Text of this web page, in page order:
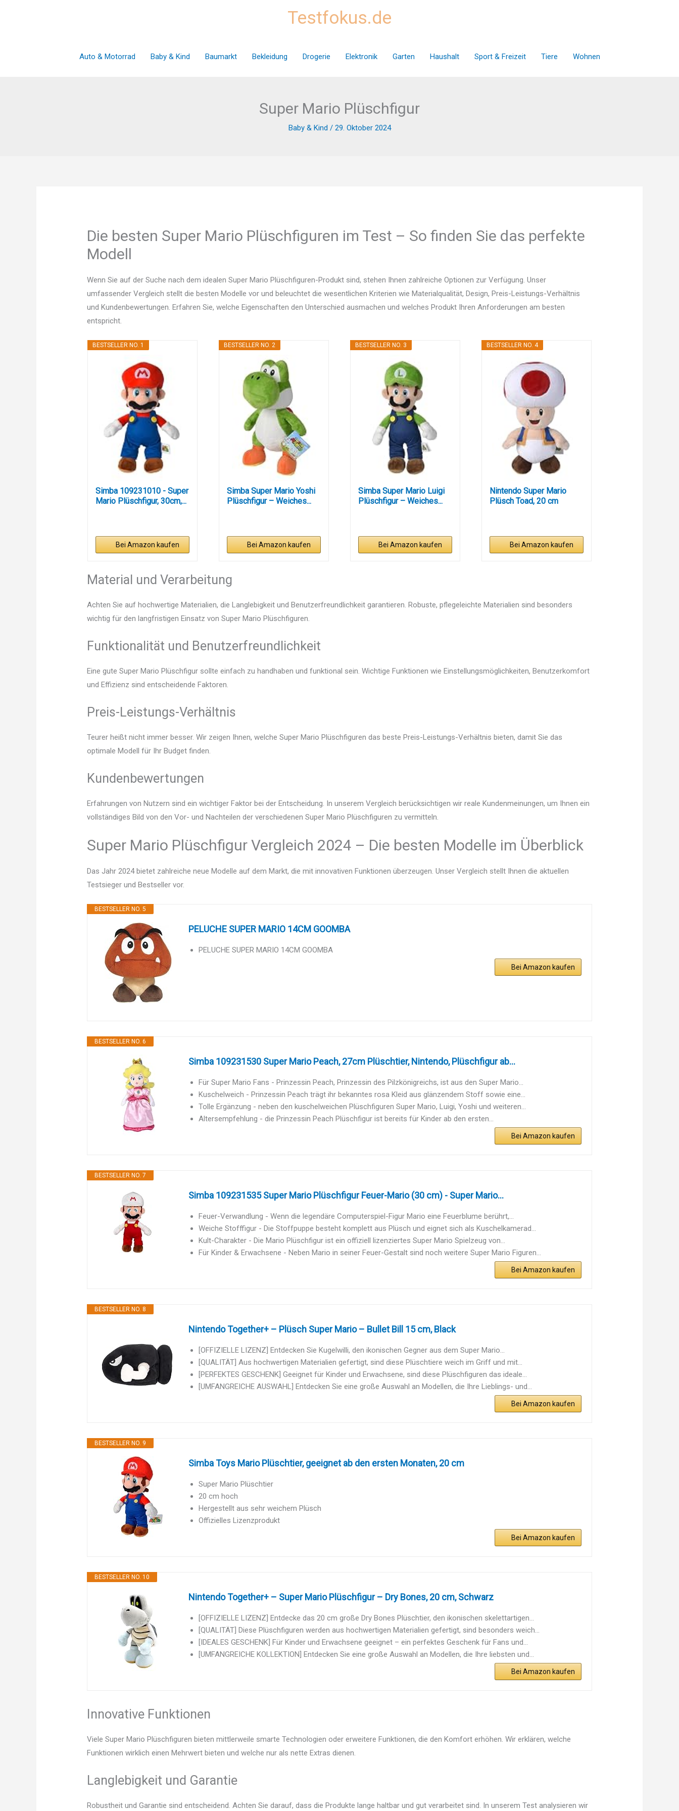
Testfokus.de
Auto & Motorrad Baby & Kind Baumarkt Bekleidung Drogerie Elektronik Garten Haushalt Sport & Freizeit Tiere Wohnen
Super Mario Plüschfigur
Baby & Kind / 29. Oktober 2024
Die besten Super Mario Plüschfiguren im Test – So finden Sie das perfekte
Modell
Wenn Sie auf der Suche nach dem idealen Super Mario Plüschfiguren-Produkt sind, stehen Ihnen zahlreiche Optionen zur Verfügung. Unser
umfassender Vergleich stellt die besten Modelle vor und beleuchtet die wesentlichen Kriterien wie Materialqualität, Design, Preis-Leistungs-Verhältnis
und Kundenbewertungen. Erfahren Sie, welche Eigenschaften den Unterschied ausmachen und welches Produkt Ihren Anforderungen am besten
entspricht.
BESTSELLER NO. 1
Simba 109231010 - Super
Mario Plüschfigur, 30cm,...
Bei Amazon kaufen
BESTSELLER NO. 2
Simba Super Mario Yoshi
Plüschfigur – Weiches...
Bei Amazon kaufen
BESTSELLER NO. 3
Simba Super Mario Luigi
Plüschfigur – Weiches...
Bei Amazon kaufen
BESTSELLER NO. 4
Nintendo Super Mario
Plüsch Toad, 20 cm
Bei Amazon kaufen
Material und Verarbeitung
Achten Sie auf hochwertige Materialien, die Langlebigkeit und Benutzerfreundlichkeit garantieren. Robuste, pflegeleichte Materialien sind besonders
wichtig für den langfristigen Einsatz von Super Mario Plüschfiguren.
Funktionalität und Benutzerfreundlichkeit
Eine gute Super Mario Plüschfigur sollte einfach zu handhaben und funktional sein. Wichtige Funktionen wie Einstellungsmöglichkeiten, Benutzerkomfort
und Effizienz sind entscheidende Faktoren.
Preis-Leistungs-Verhältnis
Teurer heißt nicht immer besser. Wir zeigen Ihnen, welche Super Mario Plüschfiguren das beste Preis-Leistungs-Verhältnis bieten, damit Sie das
optimale Modell für Ihr Budget finden.
Kundenbewertungen
Erfahrungen von Nutzern sind ein wichtiger Faktor bei der Entscheidung. In unserem Vergleich berücksichtigen wir reale Kundenmeinungen, um Ihnen ein
vollständiges Bild von den Vor- und Nachteilen der verschiedenen Super Mario Plüschfiguren zu vermitteln.
Super Mario Plüschfigur Vergleich 2024 – Die besten Modelle im Überblick
Das Jahr 2024 bietet zahlreiche neue Modelle auf dem Markt, die mit innovativen Funktionen überzeugen. Unser Vergleich stellt Ihnen die aktuellen
Testsieger und Bestseller vor.
BESTSELLER NO. 5
PELUCHE SUPER MARIO 14CM GOOMBA
PELUCHE SUPER MARIO 14CM GOOMBA
Bei Amazon kaufen
BESTSELLER NO. 6
Simba 109231530 Super Mario Peach, 27cm Plüschtier, Nintendo, Plüschfigur ab...
Für Super Mario Fans - Prinzessin Peach, Prinzessin des Pilzkönigreichs, ist aus den Super Mario...
Kuschelweich - Prinzessin Peach trägt ihr bekanntes rosa Kleid aus glänzendem Stoff sowie eine...
Tolle Ergänzung - neben den kuschelweichen Plüschfiguren Super Mario, Luigi, Yoshi und weiteren...
Altersempfehlung - die Prinzessin Peach Plüschfigur ist bereits für Kinder ab den ersten...
Bei Amazon kaufen
BESTSELLER NO. 7
Simba 109231535 Super Mario Plüschfigur Feuer-Mario (30 cm) - Super Mario...
Feuer-Verwandlung - Wenn die legendäre Computerspiel-Figur Mario eine Feuerblume berührt,...
Weiche Stofffigur - Die Stoffpuppe besteht komplett aus Plüsch und eignet sich als Kuschelkamerad...
Kult-Charakter - Die Mario Plüschfigur ist ein offiziell lizenziertes Super Mario Spielzeug von...
Für Kinder & Erwachsene - Neben Mario in seiner Feuer-Gestalt sind noch weitere Super Mario Figuren...
Bei Amazon kaufen
BESTSELLER NO. 8
Nintendo Together+ – Plüsch Super Mario – Bullet Bill 15 cm, Black
[OFFIZIELLE LIZENZ] Entdecken Sie Kugelwilli, den ikonischen Gegner aus dem Super Mario...
[QUALITÄT] Aus hochwertigen Materialien gefertigt, sind diese Plüschtiere weich im Griff und mit...
[PERFEKTES GESCHENK] Geeignet für Kinder und Erwachsene, sind diese Plüschfiguren das ideale...
[UMFANGREICHE AUSWAHL] Entdecken Sie eine große Auswahl an Modellen, die Ihre Lieblings- und...
Bei Amazon kaufen
BESTSELLER NO. 9
Simba Toys Mario Plüschtier, geeignet ab den ersten Monaten, 20 cm
Super Mario Plüschtier
20 cm hoch
Hergestellt aus sehr weichem Plüsch
Offizielles Lizenzprodukt
Bei Amazon kaufen
BESTSELLER NO. 10
Nintendo Together+ – Super Mario Plüschfigur – Dry Bones, 20 cm, Schwarz
[OFFIZIELLE LIZENZ] Entdecke das 20 cm große Dry Bones Plüschtier, den ikonischen skelettartigen...
[QUALITÄT] Diese Plüschfiguren werden aus hochwertigen Materialien gefertigt, sind besonders weich...
[IDEALES GESCHENK] Für Kinder und Erwachsene geeignet – ein perfektes Geschenk für Fans und...
[UMFANGREICHE KOLLEKTION] Entdecken Sie eine große Auswahl an Modellen, die Ihre liebsten und...
Bei Amazon kaufen
Innovative Funktionen
Viele Super Mario Plüschfiguren bieten mittlerweile smarte Technologien oder erweitere Funktionen, die den Komfort erhöhen. Wir erklären, welche
Funktionen wirklich einen Mehrwert bieten und welche nur als nette Extras dienen.
Langlebigkeit und Garantie
Robustheit und Garantie sind entscheidend. Achten Sie darauf, dass die Produkte lange haltbar und gut verarbeitet sind. In unserem Test analysieren wir